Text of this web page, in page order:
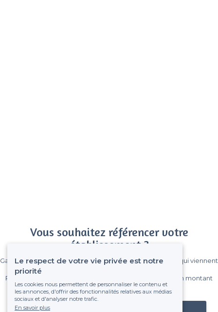
Vous souhaitez référencer votre
établissement ?
Gagnez de nombreux clients parmi le million de visiteurs qui viennent
Pas de commissions et sans engagement, vous payez un montant
fixe sans risque de voir déraper la facture.
Le respect de votre vie privée est notre
priorité
Les cookies nous permettent de personnaliser le contenu et
les annonces, d'offrir des fonctionnalités relatives aux médias
sociaux et d'analyser notre trafic.
En savoir plus